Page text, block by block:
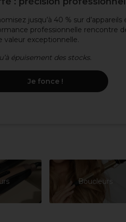
jusqu’à 40 % sur
professionnelle rencontre
valeur exceptionnelle.
épuisement des stocks.
Je fonce !
Boucleurs